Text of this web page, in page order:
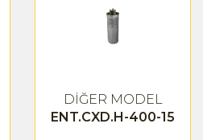
DİĞER MODEL
ENT.CXD.H-400-15